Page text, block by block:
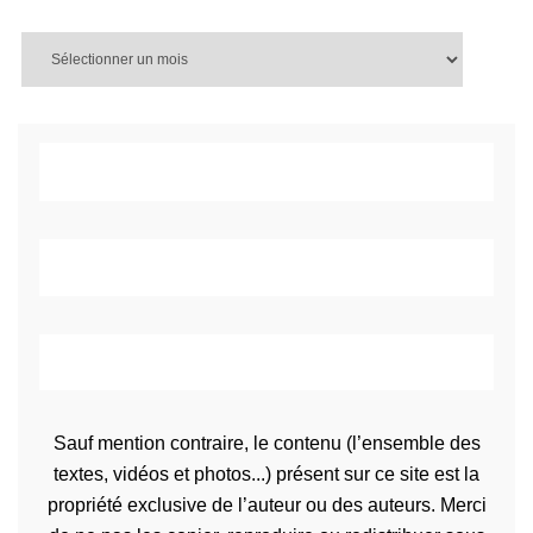
Sauf mention contraire, le contenu (l’ensemble des
textes, vidéos et photos...) présent sur ce site est la
propriété exclusive de l’auteur ou des auteurs. Merci